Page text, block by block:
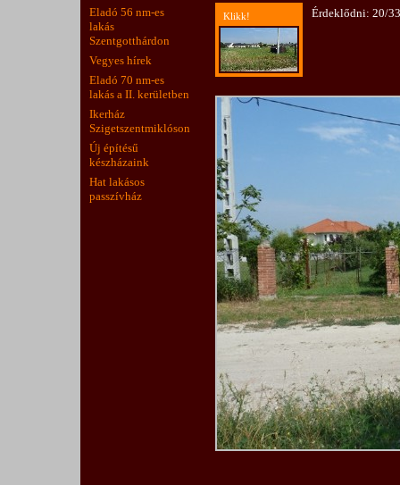
Eladó 56 nm-es
lakás
Szentgotthárdon
Vegyes hírek
Eladó 70 nm-es
lakás a II. kerületben
Ikerház
Szigetszentmiklóson
Új építésű
készházaink
Hat lakásos
passzívház
Érdeklődni: 20/
Klikk!